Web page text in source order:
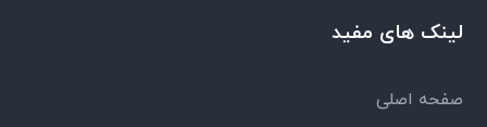
لینک های مفید
صفحه اصلی